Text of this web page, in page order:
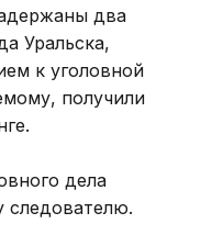
два
Уральска,
к уголовной
получили
дела
следователю.